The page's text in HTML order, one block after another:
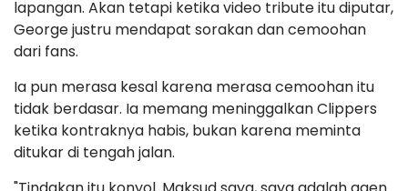
lapangan. Akan tetapi ketika video tribute itu diputar,
George justru mendapat sorakan dan cemoohan
dari fans.
Ia pun merasa kesal karena merasa cemoohan itu
tidak berdasar. Ia memang meninggalkan Clippers
ketika kontraknya habis, bukan karena meminta
ditukar di tengah jalan.